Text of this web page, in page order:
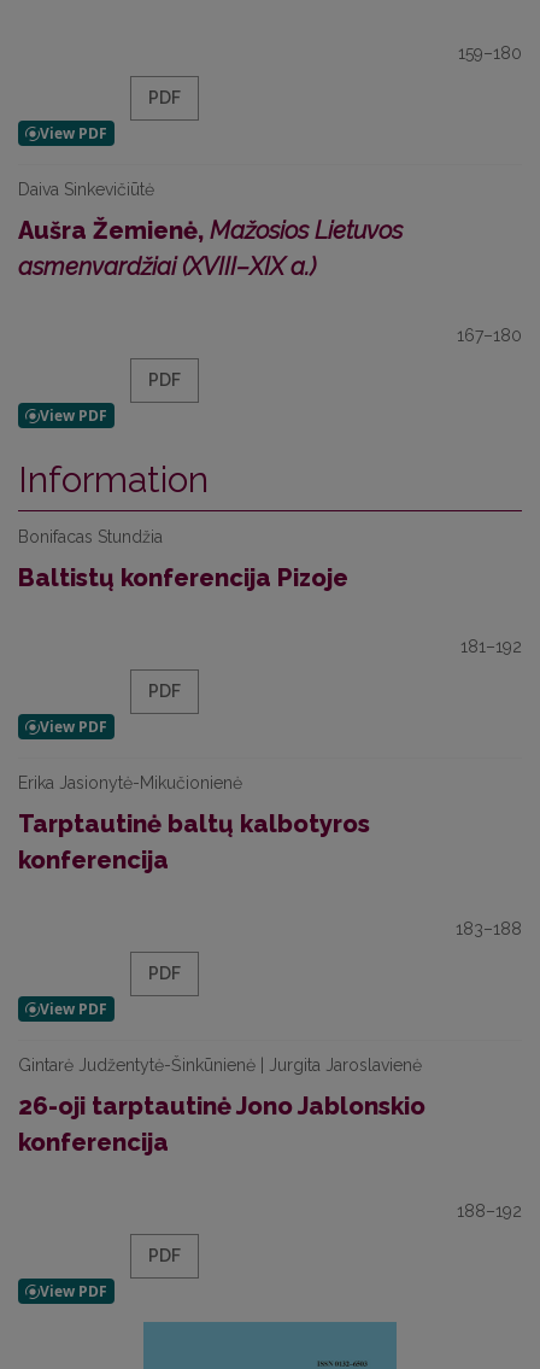
159–180
PDF
Daiva Sinkevičiūtė
Aušra Žemienė, Mažosios Lietuvos
asmenvardžiai (XVIII–XIX a.)
167–180
PDF
Information
Bonifacas Stundžia
Baltistų konferencija Pizoje
181–192
PDF
Erika Jasionytė-Mikučionienė
Tarptautinė baltų kalbotyros
konferencija
183–188
PDF
Gintarė Judžentytė-Šinkūnienė | Jurgita Jaroslavienė
26-oji tarptautinė Jono Jablonskio
konferencija
188–192
PDF